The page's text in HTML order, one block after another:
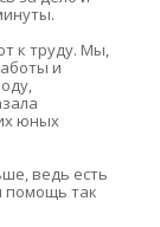
к труду. Мы,
и
юных
ведь есть
помощь так